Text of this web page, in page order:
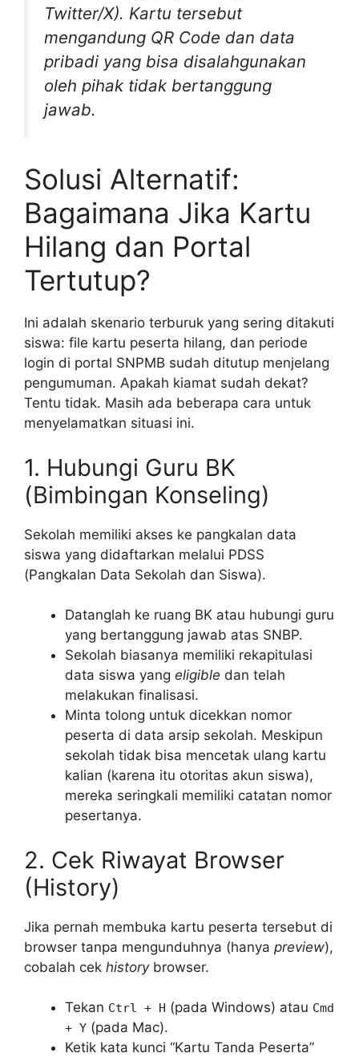
Twitter/X). Kartu tersebut
mengandung QR Code dan data
pribadi yang bisa disalahgunakan
oleh pihak tidak bertanggung
jawab.
Solusi Alternatif:
Bagaimana Jika Kartu
Hilang dan Portal
Tertutup?
Ini adalah skenario terburuk yang sering ditakuti
siswa: file kartu peserta hilang, dan periode
login di portal SNPMB sudah ditutup menjelang
pengumuman. Apakah kiamat sudah dekat?
Tentu tidak. Masih ada beberapa cara untuk
menyelamatkan situasi ini.
1. Hubungi Guru BK
(Bimbingan Konseling)
Sekolah memiliki akses ke pangkalan data
siswa yang didaftarkan melalui PDSS
(Pangkalan Data Sekolah dan Siswa).
Datanglah ke ruang BK atau hubungi guru
yang bertanggung jawab atas SNBP.
Sekolah biasanya memiliki rekapitulasi
data siswa yang eligible dan telah
melakukan finalisasi.
Minta tolong untuk dicekkan nomor
peserta di data arsip sekolah. Meskipun
sekolah tidak bisa mencetak ulang kartu
kalian (karena itu otoritas akun siswa),
mereka seringkali memiliki catatan nomor
pesertanya.
2. Cek Riwayat Browser
(History)
Jika pernah membuka kartu peserta tersebut di
browser tanpa mengunduhnya (hanya preview),
cobalah cek historybrowser.
Tekan Ctrl + H (pada Windows) atau Cmd
+ Y (pada Mac).
Ketik kata kunci “Kartu Tanda Peserta”